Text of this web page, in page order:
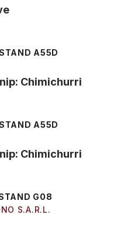
A55D
Chimichurri
A55D
Chimichurri
G08
S.A.R.L.